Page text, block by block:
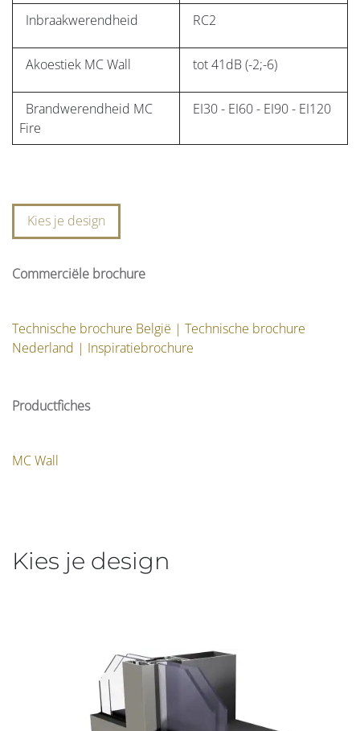
Inbraakwerendheid RC2
Akoestiek MC Wall tot 41dB (-2;-6)
Brandwerendheid MC
Fire
EI30 - EI60 - EI90 - EI120
Kies je design
Commerciële brochure
Technische brochure België | Technische brochure
Nederland | Inspiratiebrochure
Productfiches
MC Wall
Kies je design